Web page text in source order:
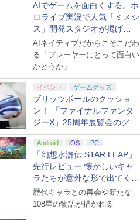
AIでゲームを面白くする。ホ
ロライブ実況で人気「ミメシ
ス」開発スタジオが掲げ
る“AI活用の信念”とは？【講
演レポート】
AIネイティブだからこそこだわ
る「プレーヤーにとって面白い
かどうか」
イベント ゲームグッズ
ブリッツボールのクッショ
ン！ 「ファイナルファンタ
ジーX」25周年展覧会のグッ
ズ情報が公開
Android iOS PC
「幻想水滸伝 STAR LEAP」
先行レビュー 懐かしいキャ
ラたちが意外な形で出てくる
シリーズ完全新作！
歴代キャラとの再会や新たな
108星の物語が描かれる